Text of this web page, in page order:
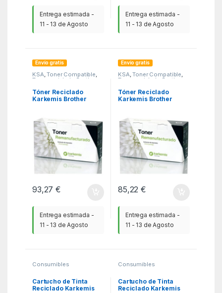
Entrega estimada -
11 - 13 de Agosto
Entrega estimada -
11 - 13 de Agosto
Envío gratis
KSA,Toner Compatible,
Toner reciclado Brother
Tóner Reciclado
Karkemis Brother
93,27€
Entrega estimada -
11 - 13 de Agosto
Envío gratis
KSA,Toner Compatible,
Toner reciclado Brother
Tóner Reciclado
Karkemis Brother
85,22€
Entrega estimada -
11 - 13 de Agosto
Consumibles
Epson,KSA
Cartucho de Tinta
Reciclado Karkemis
Consumibles
Epson,KSA
Cartucho de Tinta
Reciclado Karkemis